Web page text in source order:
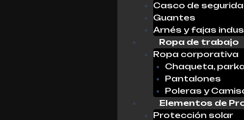
Casco de
Guantes
Arnés y fajas
Ropa de trabajo
Ropa corporativa
Chaqueta,
Pantalones
Poleras y
Elementos de
Protección solar